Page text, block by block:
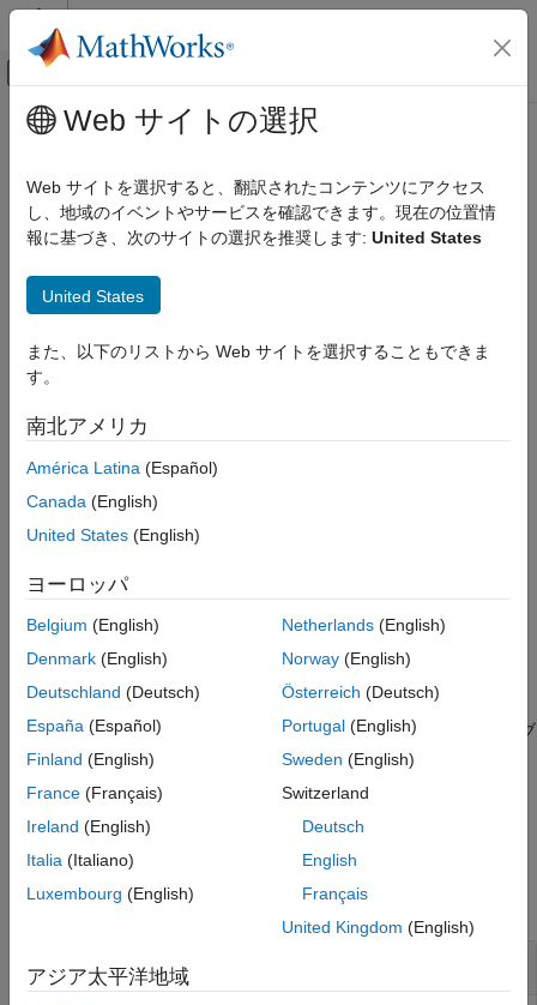
コンテンツへスキップ
オフキャンバス ナビゲーション メ
ドキュメンテーションのホーム
データのインポートと解析
データのインポートとエクスポート
HDF5 ファイル
h5info
構文
入力引数
出力引数
バージョン履歴
参考
メインコンテンツ
h5info
HDF5 ファイルの情報
構文
info = h5info(filename,loc)
info = h5info(filename,loc,"TextEncoding","UTF-8")
説明
を返します (ファイルに含まれるグループ、データセット、およ
び名前付きデータ型に関する情報など)。
= h5info( , )は、HDF5 ファイル内の指定され
た場所に関する情報を返します。
info= h5info( "TextEncoding","UTF-8"
は、オブ
ジェクトと属性名を強制的に UTF-8 エンコード済みテキストと
正確に指定する場合、こうした用途は必要ありません。
例
すべて折りたたむ
HDF5 ファイル全体に関する情報
Web サイトの選択
Web サイトを選択すると、翻訳されたコンテンツにアクセス
し、地域のイベントやサービスを確認できます。現在の位置情
報に基づき、次のサイトの選択を推奨します: United States
United States
また、以下のリストから Web サイトを選択することもできま
す。
南北アメリカ
América Latina (Español)
Canada (English)
United States (English)
ヨーロッパ
Belgium (English)
Denmark (English)
Deutschland (Deutsch)
España (Español)
Finland (English)
France (Français)
Ireland (English)
Italia (Italiano)
Luxembourg (English)
Netherlands(English)
Norway(English)
Österreich (Deutsch)
Portugal(English)
Sweden (English)
Switzerland
Deutsch
English
Français
United Kingdom (English)
アジア太平洋地域